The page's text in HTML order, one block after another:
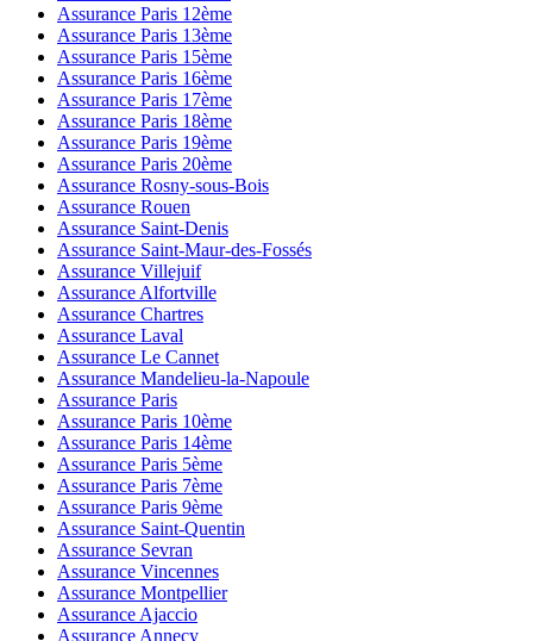
Assurance Paris 12ème
Assurance Paris 13ème
Assurance Paris 15ème
Assurance Paris 16ème
Assurance Paris 17ème
Assurance Paris 18ème
Assurance Paris 19ème
Assurance Paris 20ème
Assurance Rosny-sous-Bois
Assurance Rouen
Assurance Saint-Denis
Assurance Saint-Maur-des-Fossés
Assurance Villejuif
Assurance Alfortville
Assurance Chartres
Assurance Laval
Assurance Le Cannet
Assurance Mandelieu-la-Napoule
Assurance Paris
Assurance Paris 10ème
Assurance Paris 14ème
Assurance Paris 5ème
Assurance Paris 7ème
Assurance Paris 9ème
Assurance Saint-Quentin
Assurance Sevran
Assurance Vincennes
Assurance Montpellier
Assurance Ajaccio
Assurance Annecy